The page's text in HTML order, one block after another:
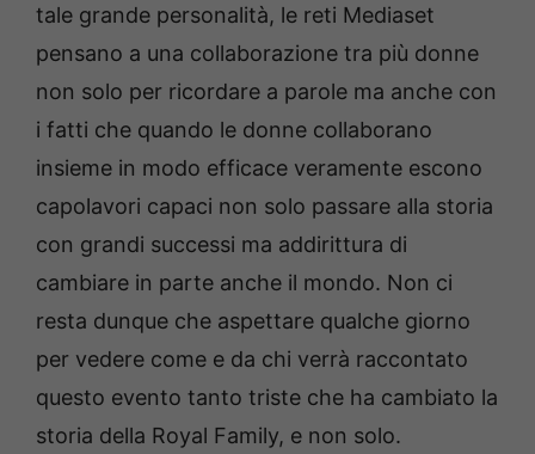
tale grande personalità, le reti Mediaset
pensano a una collaborazione tra più donne
non solo per ricordare a parole ma anche con
i fatti che quando le donne collaborano
insieme in modo efficace veramente escono
capolavori capaci non solo passare alla storia
con grandi successi ma addirittura di
cambiare in parte anche il mondo. Non ci
resta dunque che aspettare qualche giorno
per vedere come e da chi verrà raccontato
questo evento tanto triste che ha cambiato la
storia della Royal Family, e non solo.